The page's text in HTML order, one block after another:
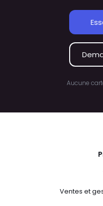
Aucune
Ventes et